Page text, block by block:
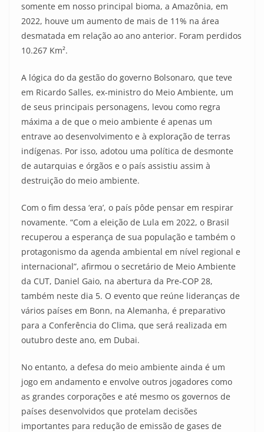
somente em nosso principal bioma, a Amazônia, em
2022, houve um aumento de mais de 11% na área
desmatada em relação ao ano anterior. Foram perdidos
10.267 Km².
A lógica do da gestão do governo Bolsonaro, que teve
em Ricardo Salles, ex-ministro do Meio Ambiente, um
de seus principais personagens, levou como regra
máxima a de que o meio ambiente é apenas um
entrave ao desenvolvimento e à exploração de terras
indígenas. Por isso, adotou uma política de desmonte
de autarquias e órgãos e o país assistiu assim à
destruição do meio ambiente.
Com o fim dessa ‘era’, o país pôde pensar em respirar
novamente. “Com a eleição de Lula em 2022, o Brasil
recuperou a esperança de sua população e também o
protagonismo da agenda ambiental em nível regional e
internacional”, afirmou o secretário de Meio Ambiente
da CUT, Daniel Gaio, na abertura da Pre-COP 28,
também neste dia 5. O evento que reúne lideranças de
vários países em Bonn, na Alemanha, é preparativo
para a Conferência do Clima, que será realizada em
outubro deste ano, em Dubai.
No entanto, a defesa do meio ambiente ainda é um
jogo em andamento e envolve outros jogadores como
as grandes corporações e até mesmo os governos de
países desenvolvidos que protelam decisões
importantes para redução de emissão de gases de